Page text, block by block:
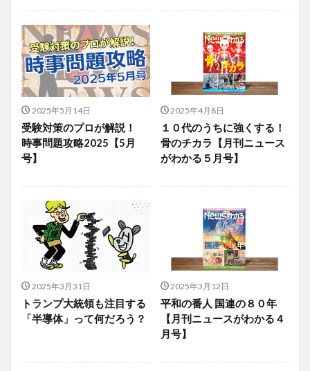
2025年5月14日
受験対策のプロが解説！
時事問題攻略2025【5月
号】
2025年4月8日
１０代のうちに強くする！
骨のチカラ【月刊ニュース
がわかる５月号】
2025年3月31日
トランプ大統領も注目する
「半導体」って何だろう？
2025年3月12日
平和の番人 国連の８０年
【月刊ニュースがわかる４
月号】